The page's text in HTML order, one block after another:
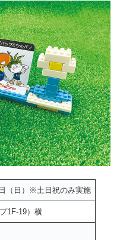
（日）※土日祝のみ実施
1F-19）横